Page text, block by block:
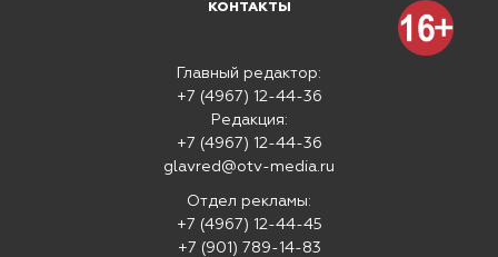
КОНТАКТЫ
Главный редактор:
+7 (4967) 12-44-36
Редакция:
+7 (4967) 12-44-36
glavred@otv-media.ru
Отдел рекламы:
+7 (4967) 12-44-45
+7 (901) 789-14-83